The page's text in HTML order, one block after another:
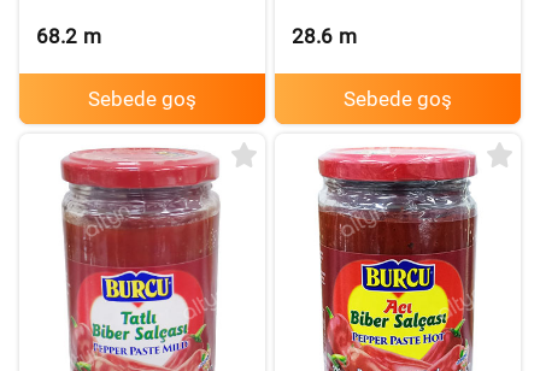
68.2 m
Sebede goş
28.6 m
Sebede goş